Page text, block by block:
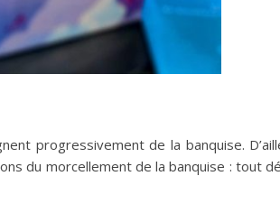
progressivement de la banquise.
du morcellement de la banquise : tout